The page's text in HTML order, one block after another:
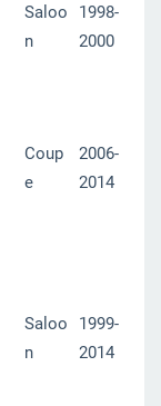
Saloo
n
1998-
2000
Coup
e
2006-
2014
Saloo
n
1999-
2014